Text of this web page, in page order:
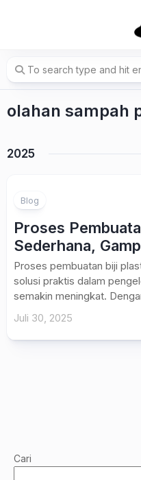
olahan sampah
2025
Blog
Proses
Sederhana,
Proses pembuatan biji
solusi praktis dalam
semakin meningkat.
Juli 30, 2025
Cari